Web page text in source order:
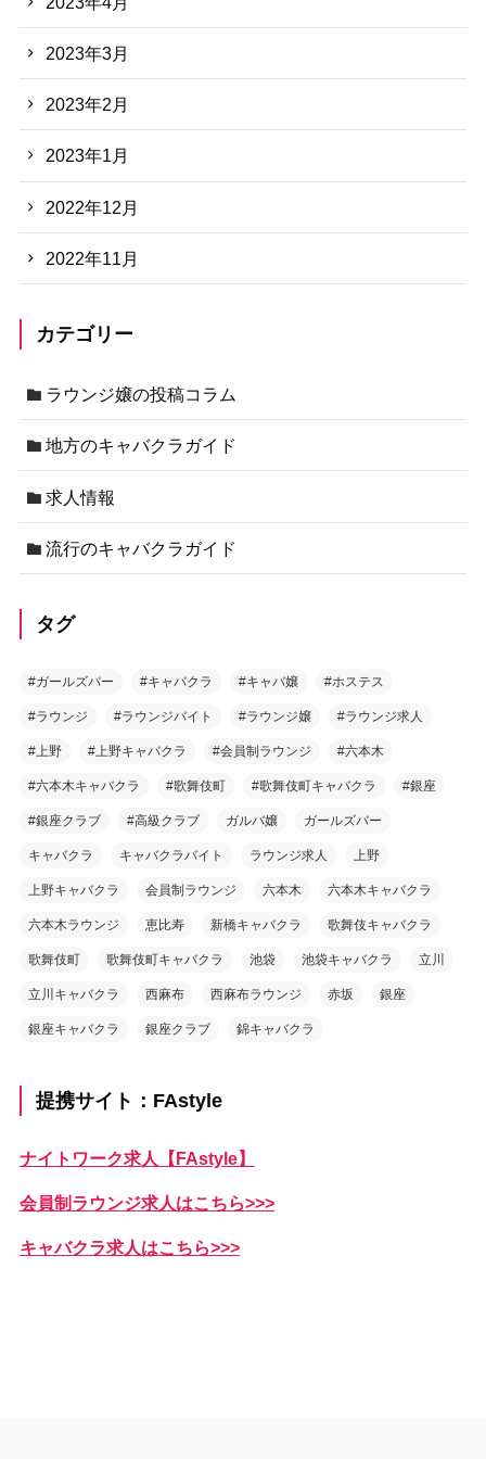
2023年3月
2023年2月
2023年1月
2022年12月
2022年11月
カテゴリー
ラウンジ嬢の投稿コラム
地方のキャバクラガイド
求人情報
流行のキャバクラガイド
タグ
#ガールズバー #キャバクラ #キャバ嬢 #ホステス
#ラウンジ #ラウンジバイト #ラウンジ嬢 #ラウンジ求人
#上野 #上野キャバクラ #会員制ラウンジ #六本木
#六本木キャバクラ #歌舞伎町 #歌舞伎町キャバクラ #銀座
#銀座クラブ #高級クラブ ガルバ嬢 ガールズバー
キャバクラ キャバクラバイト ラウンジ求人 上野
上野キャバクラ 会員制ラウンジ 六本木 六本木キャバクラ
六本木ラウンジ 恵比寿 新橋キャバクラ 歌舞伎キャバクラ
歌舞伎町 歌舞伎町キャバクラ 池袋 池袋キャバクラ 立川
立川キャバクラ 西麻布 西麻布ラウンジ 赤坂 銀座
銀座キャバクラ 銀座クラブ 錦キャバクラ
提携サイト：FAstyle
ナイトワーク求人【FAstyle】
会員制ラウンジ求人はこちら>>>
キャバクラ求人はこちら>>>